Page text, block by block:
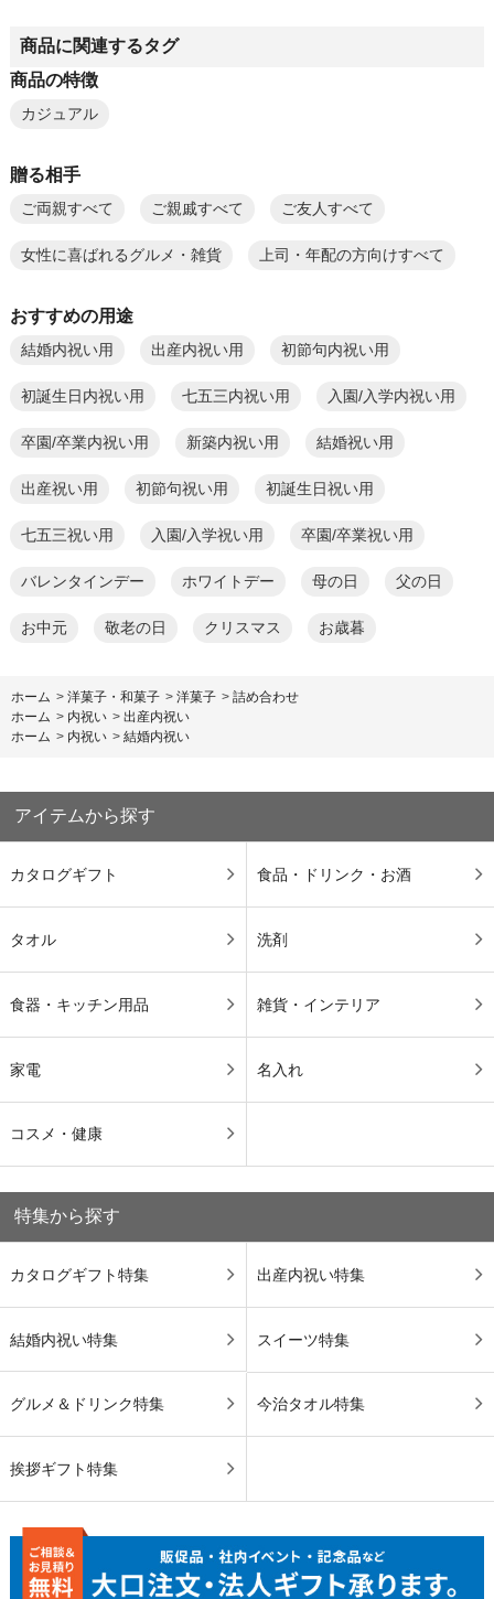
商品に関連するタグ
商品の特徴
カジュアル
贈る相手
ご両親すべて ご親戚すべて ご友人すべて
女性に喜ばれるグルメ・雑貨 上司・年配の方向けすべて
おすすめの用途
結婚内祝い用 出産内祝い用 初節句内祝い用
初誕生日内祝い用 七五三内祝い用 入園/入学内祝い用
卒園/卒業内祝い用 新築内祝い用 結婚祝い用
出産祝い用 初節句祝い用 初誕生日祝い用
七五三祝い用 入園/入学祝い用 卒園/卒業祝い用
バレンタインデー ホワイトデー 母の日 父の日
お中元 敬老の日 クリスマス お歳暮
ホーム > 洋菓子・和菓子 > 洋菓子 > 詰め合わせ
ホーム > 内祝い > 出産内祝い
ホーム > 内祝い > 結婚内祝い
アイテムから探す
カタログギフト 食品・ドリンク・お酒
タオル 洗剤
食器・キッチン用品 雑貨・インテリア
家電 名入れ
コスメ・健康
特集から探す
カタログギフト特集 出産内祝い特集
結婚内祝い特集 スイーツ特集
グルメ＆ドリンク特集 今治タオル特集
挨拶ギフト特集